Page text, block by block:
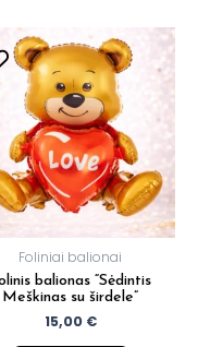
Foliniai balionai
balionas “Sėdintis
Meškinas su širdele”
15,00 €